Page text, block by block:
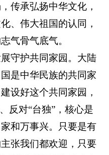
传承弘扬中华文化，
、伟大祖国的认同，
气骨气底气。
守护共同家园。大陆
是中华民族的共同家
设好这个共同家园，
反对“台独”，核心是
和万事兴。只要是有
张我们都欢迎，只要